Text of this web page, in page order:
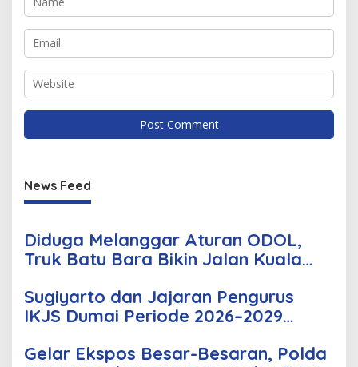
News Feed
Diduga Melanggar Aturan ODOL,
Truk Batu Bara Bikin Jalan Kuala
Sugiyarto dan Jajaran Pengurus
IKJS Dumai Periode 2026–2029
Gelar Ekspos Besar-Besaran, Polda